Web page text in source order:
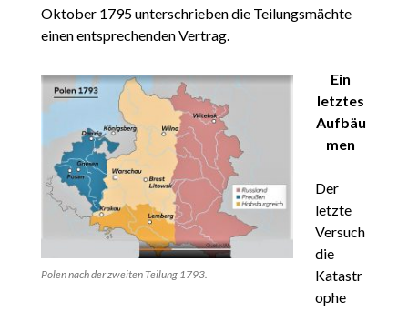
Oktober 1795 unterschrieben die Teilungsmächte
einen entsprechenden Vertrag.
Polen nach der zweiten Teilung 1793.
Ein
letztes
Aufbäu
men
Der
letzte
Versuch
die
Katastr
ophe